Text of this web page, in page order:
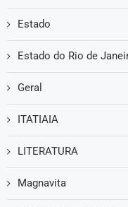
Estado
Estado do Rio de
Geral
ITATIAIA
LITERATURA
Magnavita